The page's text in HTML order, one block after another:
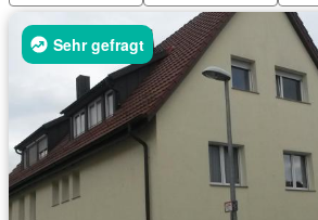
Sehr gefragt